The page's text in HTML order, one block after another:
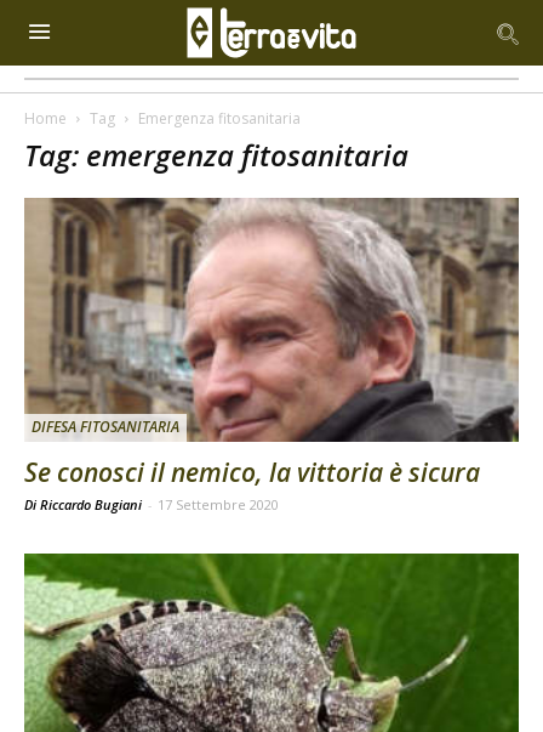
Home Tag Emergenza fitosanitaria
Tag: emergenza fitosanitaria
DIFESA FITOSANITARIA
Se conosci il nemico, la vittoria è sicura
Di Riccardo Bugiani - 17 Settembre 2020